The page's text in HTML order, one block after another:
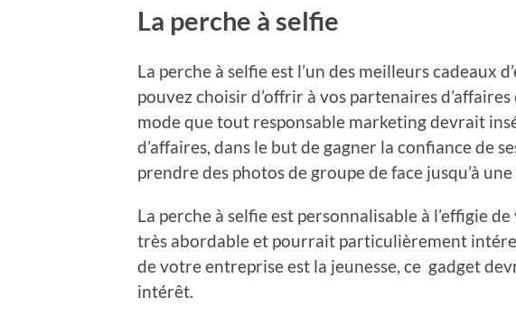
La perche à selfie
La perche à selfie est l’un des meilleurs cadeaux
pouvez choisir d’offrir à vos partenaires d’affaires
mode que tout responsable marketing devrait
d’affaires, dans le but de gagner la confiance de
prendre des photos de groupe de face jusqu’à
La perche à selfie est personnalisable à l’effigie
très abordable et pourrait particulièrement
de votre entreprise est la jeunesse, ce gadget
intérêt.